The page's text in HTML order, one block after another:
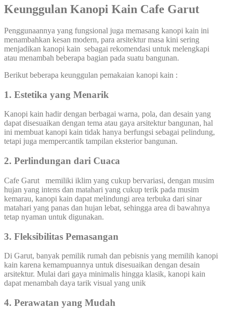
Keunggulan Kanopi Kain Cafe Garut
Penggunaannya yang fungsional juga memasang kanopi kain ini
menambahkan kesan modern, para arsitektur masa kini sering
menjadikan kanopi kain sebagai rekomendasi untuk melengkapi
atau menambah beberapa bagian pada suatu bangunan.
Berikut beberapa keunggulan pemakaian kanopi kain :
1. Estetika yang Menarik
Kanopi kain hadir dengan berbagai warna, pola, dan desain yang
dapat disesuaikan dengan tema atau gaya arsitektur bangunan, hal
ini membuat kanopi kain tidak hanya berfungsi sebagai pelindung,
tetapi juga mempercantik tampilan eksterior bangunan.
2. Perlindungan dari Cuaca
Cafe Garut memiliki iklim yang cukup bervariasi, dengan musim
hujan yang intens dan matahari yang cukup terik pada musim
kemarau, kanopi kain dapat melindungi area terbuka dari sinar
matahari yang panas dan hujan lebat, sehingga area di bawahnya
tetap nyaman untuk digunakan.
3. Fleksibilitas Pemasangan
Di Garut, banyak pemilik rumah dan pebisnis yang memilih kanopi
kain karena kemampuannya untuk disesuaikan dengan desain
arsitektur. Mulai dari gaya minimalis hingga klasik, kanopi kain
dapat menambah daya tarik visual yang unik
4. Perawatan yang Mudah